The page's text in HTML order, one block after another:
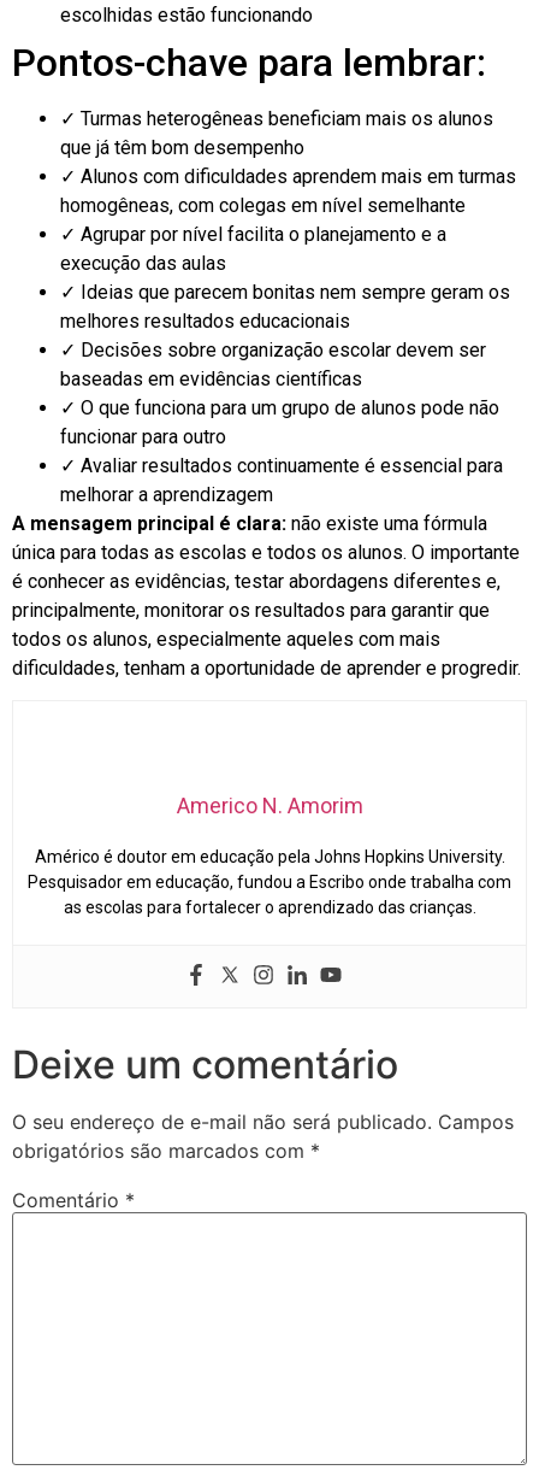
escolhidas estão funcionando
Pontos-chave para lembrar:
✓ Turmas heterogêneas beneficiam mais os alunos
que já têm bom desempenho
✓ Alunos com dificuldades aprendem mais em turmas
homogêneas, com colegas em nível semelhante
✓ Agrupar por nível facilita o planejamento e a
execução das aulas
✓ Ideias que parecem bonitas nem sempre geram os
melhores resultados educacionais
✓ Decisões sobre organização escolar devem ser
baseadas em evidências científicas
✓ O que funciona para um grupo de alunos pode não
funcionar para outro
✓ Avaliar resultados continuamente é essencial para
melhorar a aprendizagem
A mensagem principal é clara: não existe uma fórmula
única para todas as escolas e todos os alunos. O importante
é conhecer as evidências, testar abordagens diferentes e,
principalmente, monitorar os resultados para garantir que
todos os alunos, especialmente aqueles com mais
dificuldades, tenham a oportunidade de aprender e progredir.
Americo N. Amorim
Américo é doutor em educação pela Johns Hopkins University.
Pesquisador em educação, fundou a Escribo onde trabalha com
as escolas para fortalecer o aprendizado das crianças.
Deixe um comentário
O seu endereço de e-mail não será publicado. Campos
obrigatórios são marcados com *
Comentário *